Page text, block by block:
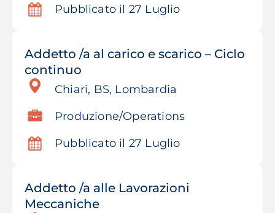
Pubblicato il 27 Luglio
Addetto /a al carico e scarico – Ciclo
continuo
Chiari, BS, Lombardia
Produzione/Operations
Pubblicato il 27 Luglio
Addetto /a alle Lavorazioni
Meccaniche